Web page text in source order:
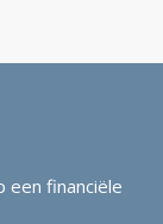
een financiële